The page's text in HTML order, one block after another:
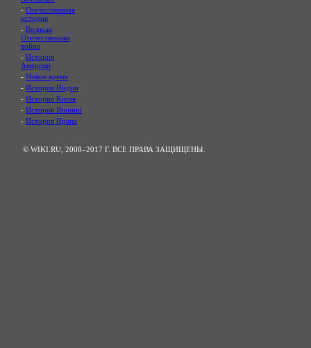
- Отечественная
история
- Великая
Отечественная
война
- История
Америки
- Новое время
- История Индии
- История Китая
- История Японии
- История Ирана
© WIKI.RU, 2008–2017 Г. ВСЕ ПРАВА ЗАЩИЩЕНЫ.